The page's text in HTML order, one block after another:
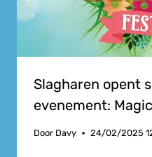
Slagharen opent
evenement:
Door Davy 24/02/2025